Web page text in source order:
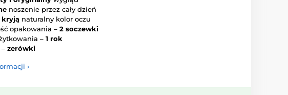
noszenie przez cały dzień
kryją naturalny kolor oczu
opakowania – 2 soczewki
– 1 rok
zerówki
›